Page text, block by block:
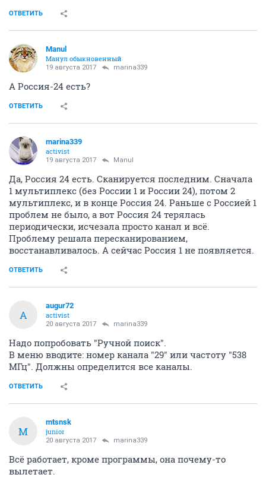
ОТВЕТИТЬ
Manul
Манул обыкновенный
19 августа 2017 marina339
А Россия-24 есть?
ОТВЕТИТЬ
marina339
activist
19 августа 2017 Manul
Да, Россия 24 есть. Сканируется последним. Сначала
1 мультиплекс (без России 1 и России 24), потом 2
мультиплекс, и в конце Россия 24. Раньше с Россией 1
проблем не было, а вот Россия 24 терялась
периодически, исчезала просто канал и всё.
Проблему решала пересканированием,
восстанавливалось. А сейчас Россия 1 не появляется.
ОТВЕТИТЬ
A
augur72
activist
20 августа 2017 marina339
Надо попробовать "Ручной поиск".
В меню вводите: номер канала "29" или частоту "538
МГц". Должны определится все каналы.
ОТВЕТИТЬ
M
mtsnsk
junior
20 августа 2017 marina339
Всё работает, кроме программы, она почему-то
вылетает.